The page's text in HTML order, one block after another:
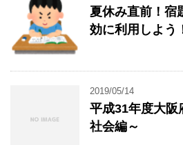
夏休み直前！宿
効に利用しよう
2019/05/14
平成31年度大阪
社会編～